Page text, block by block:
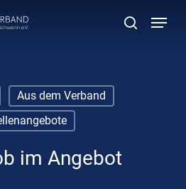
suchen
Menu
Aus dem Verband
im Angebot